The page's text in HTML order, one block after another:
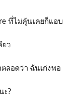
ที่ไม่คุ้นเคยก็แอบ
ยว
ลอดว่า ฉันเก่งพอ
ะ?